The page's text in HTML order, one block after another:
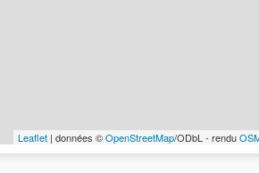
Leaflet | données ©OpenStreetMap/ODbL - rendu